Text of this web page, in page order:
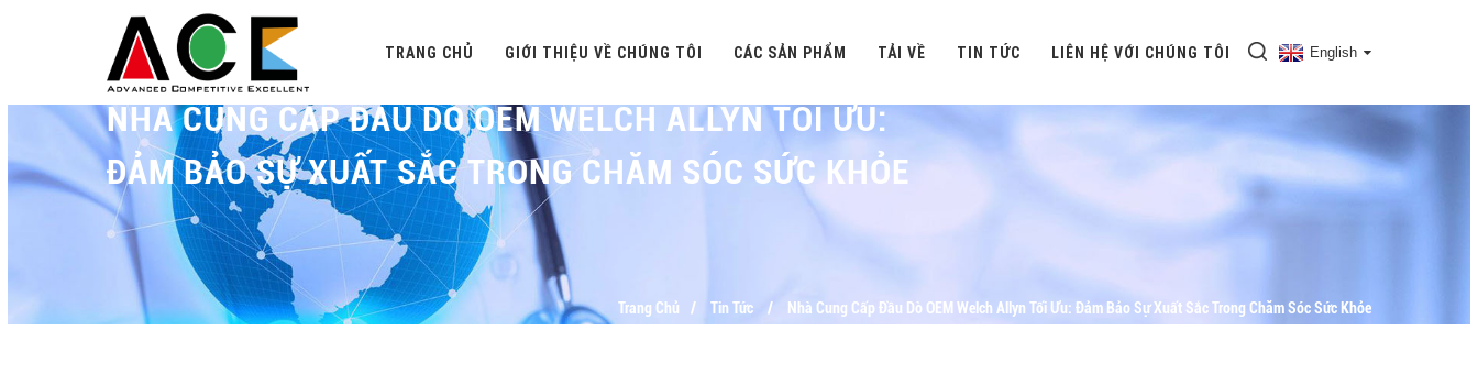
TRANG CHỦ GIỚI THIỆU VỀ CHÚNG TÔI CÁC SẢN PHẨM TẢI VỀ TIN TỨC LIÊN HỆ VỚI CHÚNG TÔI English
NHÀ CUNG CẤP ĐẦU DÒ OEM WELCH ALLYN TỐI ƯU:
ĐẢM BẢO SỰ XUẤT SẮC TRONG CHĂM SÓC SỨC KHỎE
Trang Chủ Tin Tức Nhà Cung Cấp Đầu Dò OEM Welch Allyn Tối Ưu: Đảm Bảo Sự Xuất Sắc Trong Chăm Sóc Sức Khỏe